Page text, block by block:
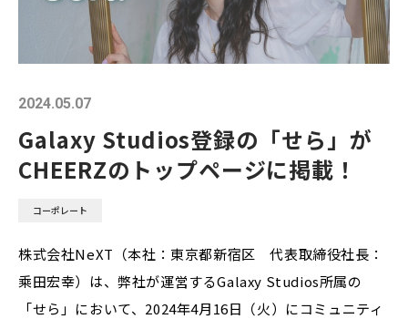
2024.05.07
Galaxy Studios登録の「せら」が
CHEERZのトップページに掲載！
コーポレート
株式会社NeXT（本社：東京都新宿区 代表取締役社長：
乘田宏幸）は、弊社が運営するGalaxy Studios所属の
「せら」において、2024年4月16日（火）にコミュニティ